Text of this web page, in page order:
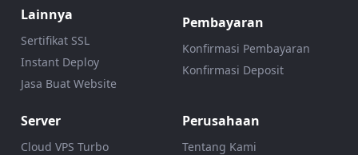
Lainnya
Sertifikat SSL
Instant Deploy
Jasa Buat Website
Pembayaran
Konfirmasi Pembayaran
Konfirmasi Deposit
Server
Cloud VPS Turbo
Perusahaan
Tentang Kami